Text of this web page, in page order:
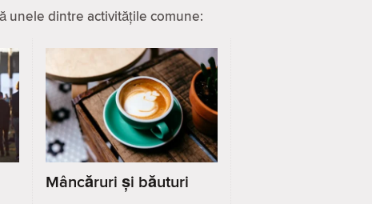
unele dintre activitățile comune:
Mâncăruri și băuturi